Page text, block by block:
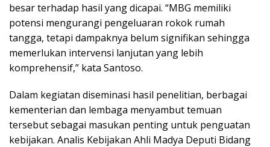
besar terhadap hasil yang dicapai. “MBG memiliki
potensi mengurangi pengeluaran rokok rumah
tangga, tetapi dampaknya belum signifikan sehingga
memerlukan intervensi lanjutan yang lebih
komprehensif,” kata Santoso.
Dalam kegiatan diseminasi hasil penelitian, berbagai
kementerian dan lembaga menyambut temuan
tersebut sebagai masukan penting untuk penguatan
kebijakan. Analis Kebijakan Ahli Madya Deputi Bidang